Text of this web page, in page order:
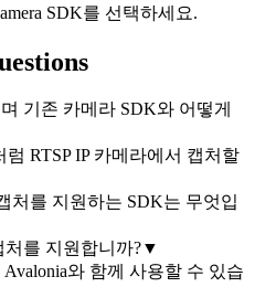
SDK를 선택하세요.
기존 카메라 SDK와 어떻게
럼 RTSP IP 카메라에서 캡처할
처를 지원하는 SDK는 무엇입
처를 지원합니까?▼
와 함께 사용할 수 있습